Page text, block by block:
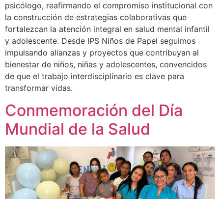
psicólogo, reafirmando el compromiso institucional con
la construcción de estrategias colaborativas que
fortalezcan la atención integral en salud mental infantil
y adolescente. Desde IPS Niños de Papel seguimos
impulsando alianzas y proyectos que contribuyan al
bienestar de niños, niñas y adolescentes, convencidos
de que el trabajo interdisciplinario es clave para
transformar vidas.
Conmemoración del Día
Mundial de la Salud